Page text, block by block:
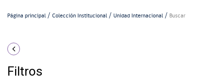
Página principal Colección Institucional Unidad Internacional Buscar
Filtros